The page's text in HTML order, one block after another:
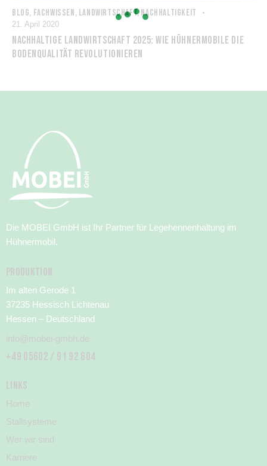
BLOG, FACHWISSEN, LANDWIRTSCHAFT,NACHHALTIGKEIT
21. April 2020
NACHHALTIGE LANDWIRTSCHAFT 2025: WIE HÜHNERMOBILE DIE
BODENQUALITÄT REVOLUTIONIEREN
Die MOBEI GmbH ist Ihr Partner für Legehennenhaltung im
Hühnermobil.
PRODUKTION
Im alten Gerode 1
37235 Hessisch Lichtenau
Hessen – Deutschland
info@mobei-gmbh.de
+49 05602 / 91 92 604
LINKS
Home
Stallsysteme
Wer wir sind
Karriere